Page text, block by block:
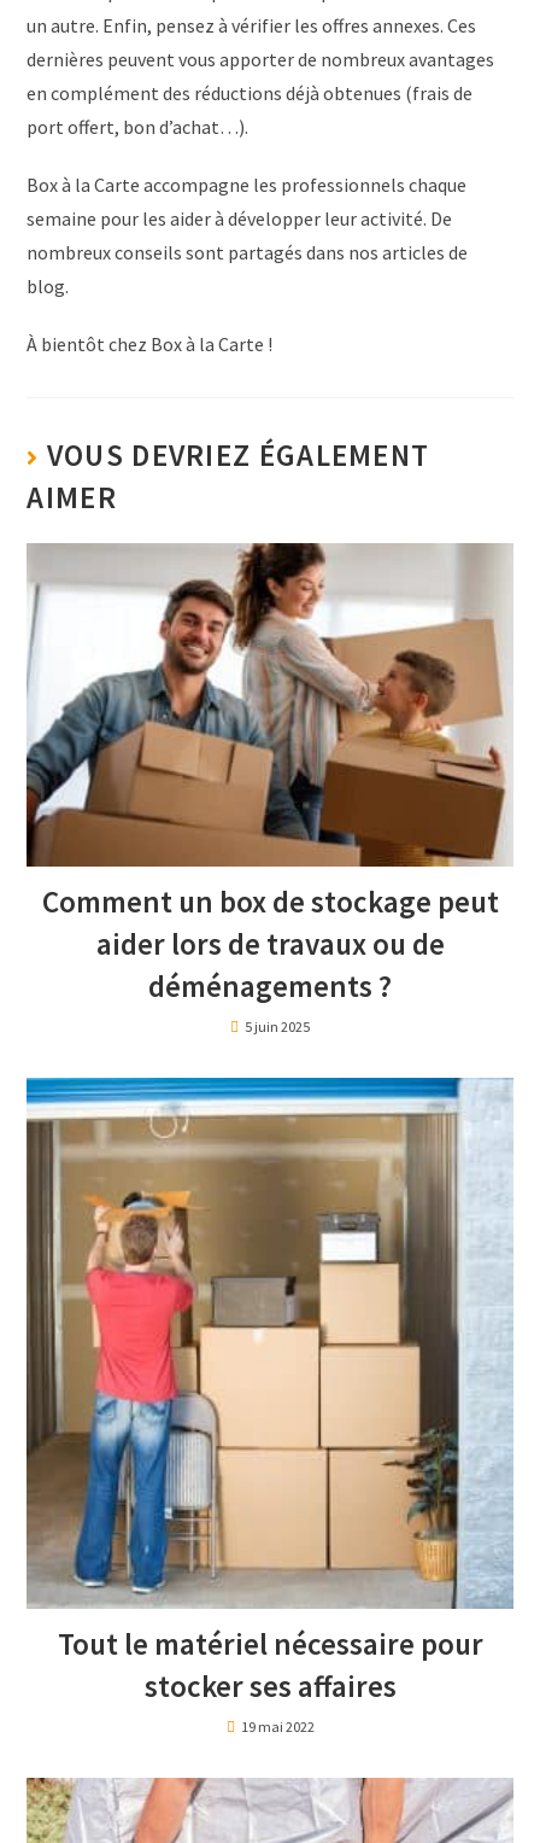
un autre. Enfin, pensez à vérifier les offres annexes. Ces
dernières peuvent vous apporter de nombreux avantages
en complément des réductions déjà obtenues (frais de
port offert, bon d’achat…).
Box à la Carte accompagne les professionnels chaque
semaine pour les aider à développer leur activité. De
nombreux conseils sont partagés dans nos articles de
blog.
À bientôt chez Box à la Carte !
VOUS DEVRIEZ ÉGALEMENT
AIMER
Comment un box de stockage peut
aider lors de travaux ou de
déménagements ?
5 juin 2025
Tout le matériel nécessaire pour
stocker ses affaires
19 mai 2022